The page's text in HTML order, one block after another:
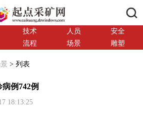
技术 人员
安全
流程 场景 雕塑
> 列表
例742例
18:13:25